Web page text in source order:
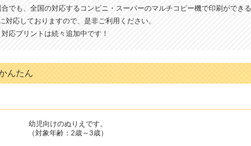
でも、全国の対応するコンビニ・スーパーのマルチコピー機で印刷ができる
対応しておりますので、是非ご利用ください。
応プリントは続々追加中です！
んたん
幼児向けのぬりえです。
（対象年齢：2歳～3歳）